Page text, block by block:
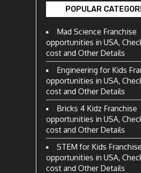
POPULAR
Mad Science Franchise
opportunities in USA,
cost and Other Details
Engineering for Kids
opportunities in USA,
cost and Other Details
Bricks 4 Kidz Franchise
opportunities in USA,
cost and Other Details
STEM for Kids Franchise
opportunities in USA,
cost and Other Details